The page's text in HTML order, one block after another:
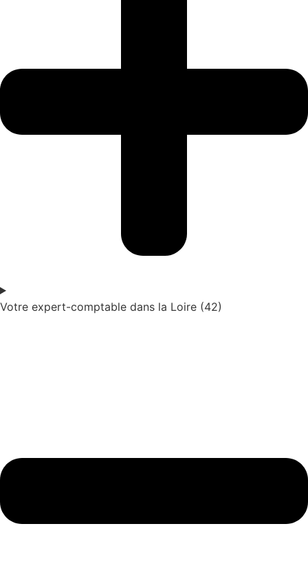
Votre expert-comptable dans la Loire (42)